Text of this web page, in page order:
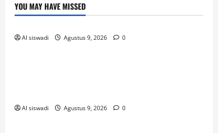
YOU MAY HAVE MISSED
Uncategorized
Al siswadi Agustus 9, 2026 0
Uncategorized
Al siswadi Agustus 9, 2026 0
Uncategorized